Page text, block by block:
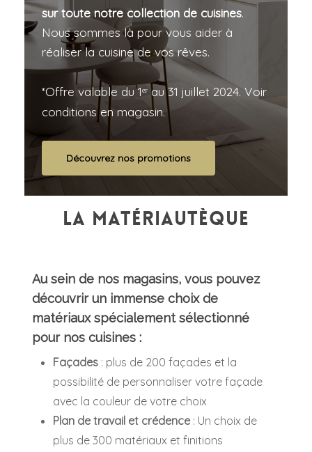
sur toute notre collection de cuisines.
Nous sommes là pour vous aider à
réaliser la cuisine de vos rêves.
*Offre valable du 1ᵉʳ au 31 juillet 2024. Voir
conditions en magasin.
Découvrez nos promotions
La matériautèque
Au sein de nos magasins, vous pouvez
découvrir un immense choix de
matériaux spécialement sélectionné
pour nos cuisines :
Façades : plus de 200 façades et la
possibilité de personnaliser votre façade
avec la couleur de votre choix
Plan de travail et crédence : Un choix de
plus de 300 matériaux et finitions